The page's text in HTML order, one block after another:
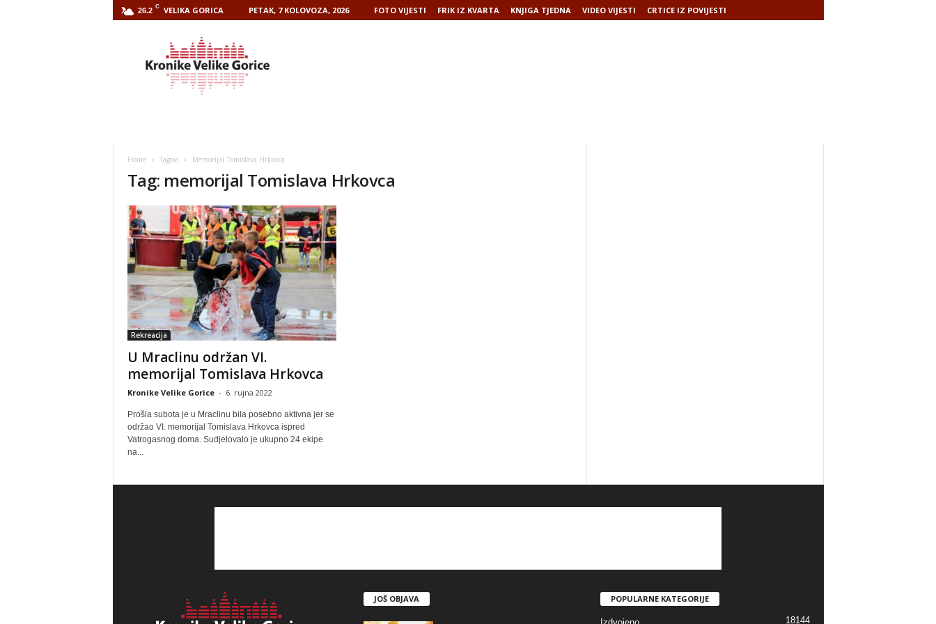
26.2 C VELIKA GORICA PETAK, 7 KOLOVOZA, 2026 FOTO VIJESTI FRIK IZ KVARTA KNJIGA TJEDNA VIDEO VIJESTI CRTICE IZ POVIJESTI
Home Tagovi Memorijal Tomislava Hrkovca
Tag: memorijal Tomislava Hrkovca
Rekreacija
U Mraclinu održan VI.
memorijal Tomislava Hrkovca
Kronike Velike Gorice - 6. rujna 2022
Prošla subota je u Mraclinu bila posebno aktivna jer se
održao VI. memorijal Tomislava Hrkovca ispred
Vatrogasnog doma. Sudjelovalo je ukupno 24 ekipe
na...
JOŠ OBJAVA POPULARNE KATEGORIJE
18144